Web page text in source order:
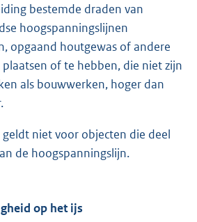
bestemde draden van
hoogspanningslijnen
opgaand houtgewas of andere
of te hebben, die niet zijn
als bouwwerken, hoger dan
niet voor objecten die deel
de hoogspanningslijn.
op het ijs